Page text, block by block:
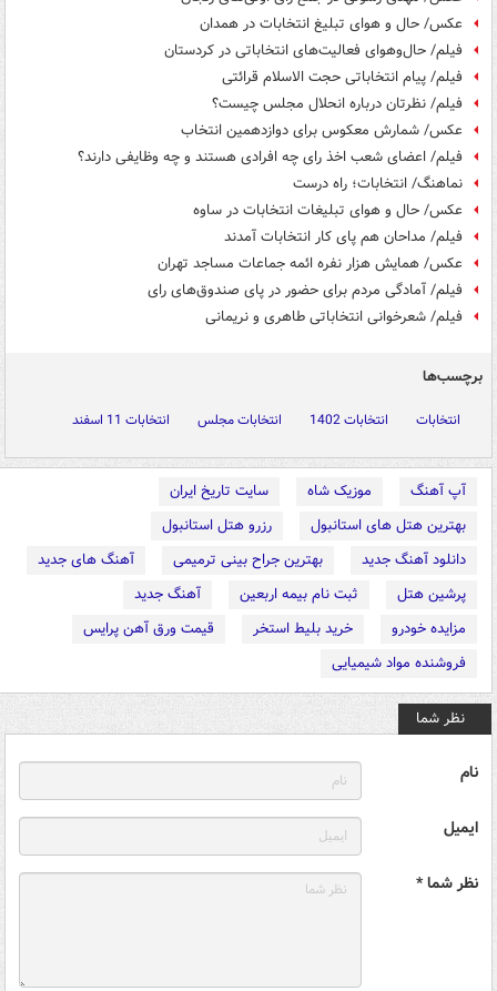
عکس/ حال و هوای تبلیغ انتخابات در همدان
فیلم/ حال‌وهوای فعالیت‌های انتخاباتی در کردستان
فیلم/ پیام انتخاباتی حجت الاسلام قرائتی
فیلم/ نظرتان درباره انحلال مجلس چیست؟
عکس/ شمارش معکوس برای دوازدهمین انتخاب
فیلم/ اعضای شعب اخذ رای چه افرادی هستند و چه وظایفی دارند؟
نماهنگ/ انتخابات؛ راه درست
عکس/ حال و هوای تبلیغات انتخابات در ساوه
فیلم/ مداحان هم پای کار انتخابات آمدند
عکس/ همایش هزار نفره ائمه جماعات مساجد تهران
فیلم/ آمادگی مردم برای حضور در پای صندوق‌های رای
فیلم/ شعرخوانی انتخاباتی طاهری و نریمانی
برچسب‌ها
انتخابات انتخابات 1402 انتخابات مجلس انتخابات 11 اسفند
آپ آهنگ موزیک شاه
سایت تاریخ ایران
بهترین هتل های استانبول
رزرو هتل استانبول
دانلود آهنگ جدید
بهترین جراح بینی ترمیمی
آهنگ های جدید
پرشین هتل
ثبت نام بیمه اربعین
آهنگ جدید
مزایده خودرو
خرید بلیط استخر
قیمت ورق آهن پرایس
فروشنده مواد شیمیایی
نظر شما
نام
ایمیل
نظر شما *